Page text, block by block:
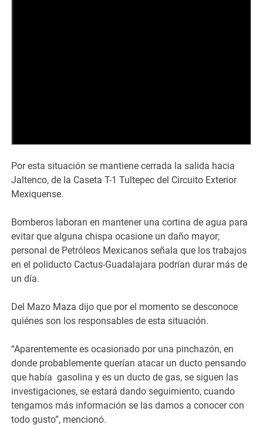
Por esta situación se mantiene cerrada la salida hacia
Jaltenco, de la Caseta T-1 Tultepec del Circuito Exterior
Mexiquense.
Bomberos laboran en mantener una cortina de agua para
evitar que alguna chispa ocasione un daño mayor;
personal de Petróleos Mexicanos señala que los trabajos
en el poliducto Cactus-Guadalajara podrían durar más de
un día.
Del Mazo Maza dijo que por el momento se desconoce
quiénes son los responsables de esta situación.
“Aparentemente es ocasionado por una pinchazón, en
donde probablemente querían atacar un ducto pensando
que había gasolina y es un ducto de gas, se siguen las
investigaciones, se estará dando seguimiento, cuando
tengamos más información se las damos a conocer con
todo gusto”, mencionó.